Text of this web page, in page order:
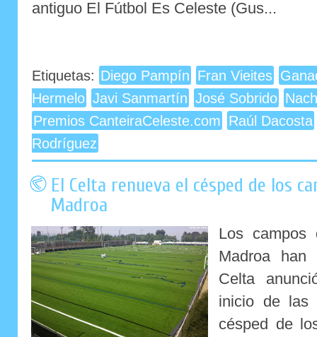
antiguo El Fútbol Es Celeste (Gus...
Etiquetas: Diego Pampín Fran Vieites
Hermelo Javi Sanmartín José Sobrido
Premios CanteiraCeleste.com Raúl Dacosta
Rodríguez
El Celta renueva el césped de los
Madroa
Los campos
Madroa
Celta
inicio de las
césped de